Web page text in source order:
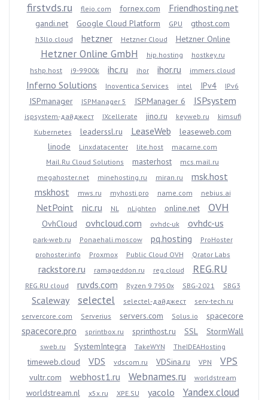
firstvds.ru fleio.com fornex.com Friendhosting.net
gandi.net Google Cloud Platform GPU gthost.com
h3llo.cloud hetzner Hetzner Cloud Hetzner Online
Hetzner Online GmbH hip.hosting
hostkey.ru
hshp.host
i9-9900k ihc.ru ihor ihor.ru immers.cloud
Inferno Solutions Inoventica Services intel IPv4 IPv6
ISPmanager ISPManager 5 ISPManager 6 ISPsystem
ispsystem-дайджест IXcellerate jino.ru keyweb.ru
kimsufi
Kubernetes
leaderssl.ru LeaseWeb
leaseweb.com
linode
Linxdatacenter lite.host
macarne.com
Mail.Ru Cloud Solutions
masterhost
mcs.mail.ru
megahoster.net
minehosting.ru miran.ru
msk.host
mskhost
mws.ru myhosti.pro name.com nebius.ai
NetPoint nic.ru NL nLighten online.net OVH
OvhCloud ovhcloud.com ovhdc-uk ovhdc-us
park-web.ru Ponaehali.moscow pq.hosting
ProHoster
prohoster.info
Proxmox Public Cloud OVH Qrator Labs
rackstore.ru ramageddon.ru reg.cloud REG.RU
REG.RU cloud ruvds.com Ryzen 9 7950x SBG-2021 SBG3
Scaleway selectel selectel-дайджест
serv-tech.ru
servercore.com
Serverius servers.com Solus.io spacecore
spacecore.pro sprintbox.ru sprinthost.ru SSL StormWall
sweb.ru SystemIntegra TakeWYN TheIDEAHosting
timeweb.cloud VDS vdscom.ru VDSina.ru VPN VPS
vultr.com webhost1.ru Webnames.ru worldstream
worldstream.nl x5x.ru XPE.SU yacolo Yandex.cloud